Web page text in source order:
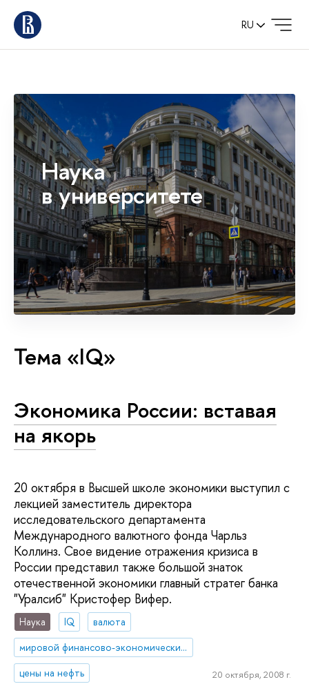
RU
Наука
в университете
Тема «IQ»
Экономика России: вставая
на якорь
20 октября в Высшей школе экономики выступил с
лекцией заместитель директора
исследовательского департамента
Международного валютного фонда Чарльз
Коллинз. Свое видение отражения кризиса в
России представил также большой знаток
отечественной экономики главный стратег банка
"Уралсиб" Кристофер Вифер.
Наука IQ
валюта
мировой финансово-экономический кризис
цены на нефть
20 октября, 2008 г.